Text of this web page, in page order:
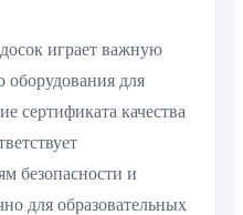
играет важную
оборудования для
сертификата качества
безопасности и
для образовательных